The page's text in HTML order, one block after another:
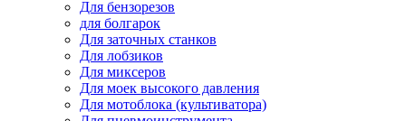
Для бензорезов
для болгарок
Для заточных станков
Для лобзиков
Для миксеров
Для моек высокого давления
Для мотоблока (культиватора)